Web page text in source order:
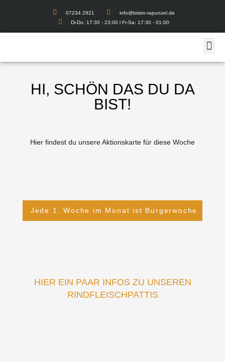
07234 2921
info@bistro-rapunzel.de
Di-Do: 17:30 - 23:00 l Fr-Sa: 17:30 - 01:00
HI, SCHÖN DAS DU DA
BIST!
Hier findest du unsere Aktionskarte für diese Woche
Jede 1. Woche im Monat ist Burgerwoche
HIER EIN PAAR INFOS ZU UNSEREN
RINDFLEISCHPATTIS